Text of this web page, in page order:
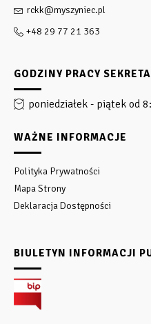
rckk@myszyniec.pl
+48 29 77 21 363
GODZINY PRACY
poniedziałek - piątek od
WAŻNE INFORMACJE
Polityka Prywatności
Mapa Strony
Deklaracja Dostępności
BIULETYN INFORMACJI